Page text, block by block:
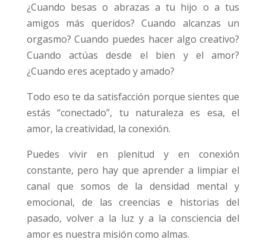
¿Cuando besas o abrazas a tu hijo o a tus
amigos más queridos? Cuando alcanzas un
orgasmo? Cuando puedes hacer algo creativo?
Cuando actúas desde el bien y el amor?
¿Cuando eres aceptado y amado?
Todo eso te da satisfacción porque sientes que
estás “conectado”, tu naturaleza es esa, el
amor, la creatividad, la conexión.
Puedes vivir en plenitud y en conexión
constante, pero hay que aprender a limpiar el
canal que somos de la densidad mental y
emocional, de las creencias e historias del
pasado, volver a la luz y a la consciencia del
amor es nuestra misión como almas.